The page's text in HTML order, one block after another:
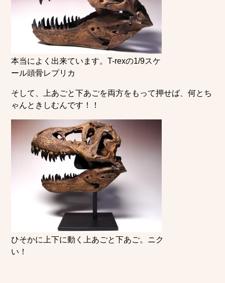
本当によく出来ています。T-rexの1/9スケ
ール頭骨レプリカ
そして、上あごと下あごを両方をもって押せば、何とち
ゃんときしむんです！！
ひそかに上下に動く上あごと下あご。ニク
い！